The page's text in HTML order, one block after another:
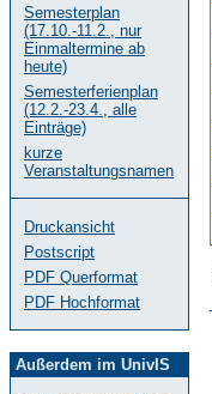
Semesterplan
(17.10.-11.2., nur
Einmaltermine ab
heute)
Semesterferienplan
(12.2.-23.4., alle
Einträge)
kurze
Veranstaltungsnamen
Druckansicht
Postscript
PDF Querformat
PDF Hochformat
Außerdem im UnivIS